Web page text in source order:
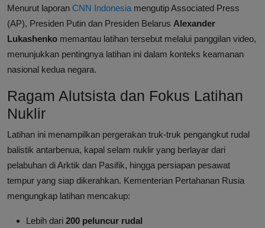
Menurut laporan CNN Indonesia mengutip Associated Press
(AP), Presiden Putin dan Presiden Belarus Alexander
Lukashenko memantau latihan tersebut melalui panggilan video,
menunjukkan pentingnya latihan ini dalam konteks keamanan
nasional kedua negara.
Ragam Alutsista dan Fokus Latihan
Nuklir
Latihan ini menampilkan pergerakan truk-truk pengangkut rudal
balistik antarbenua, kapal selam nuklir yang berlayar dari
pelabuhan di Arktik dan Pasifik, hingga persiapan pesawat
tempur yang siap dikerahkan. Kementerian Pertahanan Rusia
mengungkap latihan mencakup:
Lebih dari 200 peluncur rudal